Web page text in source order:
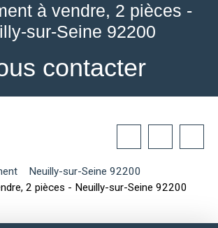
à vendre, 2 pièces -
sur-Seine 92200
contacter
Neuilly-sur-Seine 92200
2 pièces - Neuilly-sur-Seine 92200